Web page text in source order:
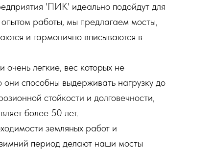
'ПИК' идеально подойдут для
работы, мы предлагаем мосты,
и гармонично вписываются в
легкие, вес которых не
способны выдерживать нагрузку до
стойкости и долговечности,
более 50 лет.
земляных работ и
период делают наши мосты